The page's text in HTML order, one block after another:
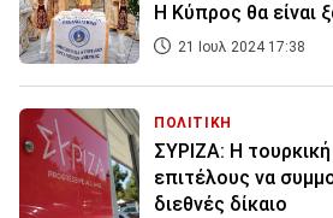
Η Κύπρος θα είναι
21 Ιουλ 2024 17:38
ΠΟΛΙΤΙΚΗ
ΣΥΡΙΖΑ: Η
επιτέλους να
διεθνές δίκαιο